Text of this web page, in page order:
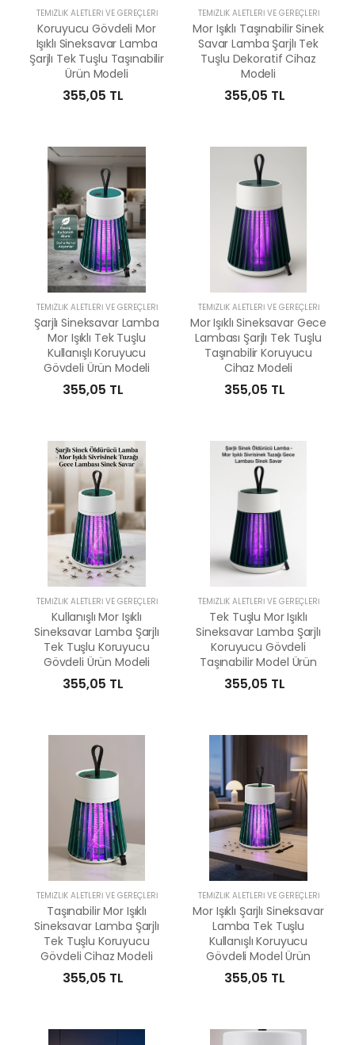
TEMIZLIK ALETLERI VE GEREÇLERI
Koruyucu Gövdeli Mor
Işıklı Sineksavar Lamba
Şarjlı Tek Tuşlu Taşınabilir
Ürün Modeli
355,05 TL
TEMIZLIK ALETLERI VE GEREÇLERI
Mor Işıklı Taşınabilir Sinek
Savar Lamba Şarjlı Tek
Tuşlu Dekoratif Cihaz
Modeli
355,05 TL
TEMIZLIK ALETLERI VE GEREÇLERI
Şarjlı Sineksavar Lamba
Mor Işıklı Tek Tuşlu
Kullanışlı Koruyucu
Gövdeli Ürün Modeli
355,05 TL
TEMIZLIK ALETLERI VE GEREÇLERI
Mor Işıklı Sineksavar Gece
Lambası Şarjlı Tek Tuşlu
Taşınabilir Koruyucu
Cihaz Modeli
355,05 TL
TEMIZLIK ALETLERI VE GEREÇLERI
Kullanışlı Mor Işıklı
Sineksavar Lamba Şarjlı
Tek Tuşlu Koruyucu
Gövdeli Ürün Modeli
355,05 TL
TEMIZLIK ALETLERI VE GEREÇLERI
Tek Tuşlu Mor Işıklı
Sineksavar Lamba Şarjlı
Koruyucu Gövdeli
Taşınabilir Model Ürün
355,05 TL
TEMIZLIK ALETLERI VE GEREÇLERI
Taşınabilir Mor Işıklı
Sineksavar Lamba Şarjlı
Tek Tuşlu Koruyucu
Gövdeli Cihaz Modeli
355,05 TL
TEMIZLIK ALETLERI VE GEREÇLERI
Mor Işıklı Şarjlı Sineksavar
Lamba Tek Tuşlu
Kullanışlı Koruyucu
Gövdeli Model Ürün
355,05 TL